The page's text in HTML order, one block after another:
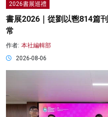
2026書展巡禮
書展2026｜從劉以鬯814篇
常
作者: 本社編輯部
2026-08-06